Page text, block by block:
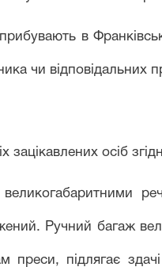
в
чи відповідальних
зацікавлених осіб
великогабаритними
Ручний багаж
підлягає